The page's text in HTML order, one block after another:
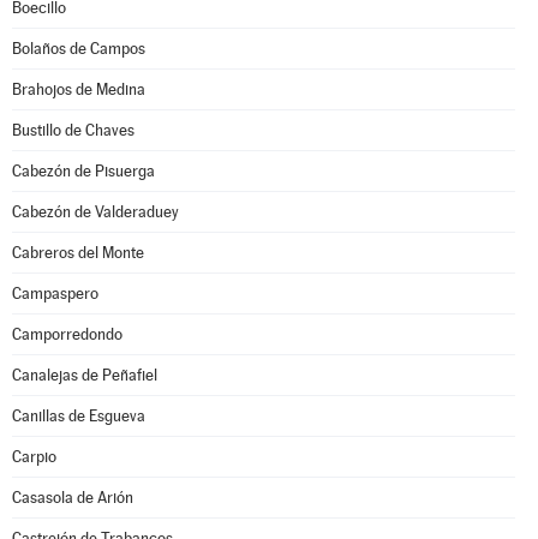
Boecillo
Bolaños de Campos
Brahojos de Medina
Bustillo de Chaves
Cabezón de Pisuerga
Cabezón de Valderaduey
Cabreros del Monte
Campaspero
Camporredondo
Canalejas de Peñafiel
Canillas de Esgueva
Carpio
Casasola de Arión